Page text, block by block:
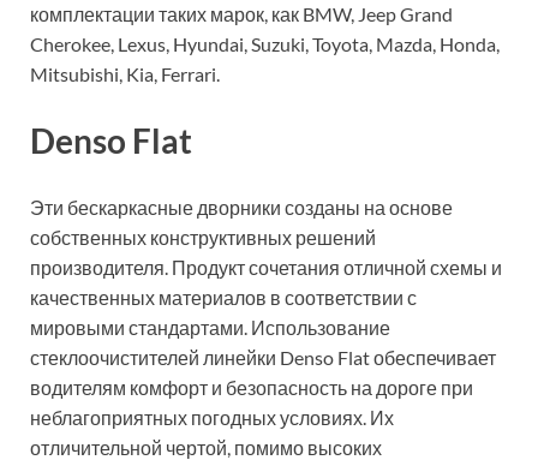
комплектации таких марок, как BMW, Jeep Grand
Cherokee, Lexus, Hyundai, Suzuki, Toyota, Mazda, Honda,
Mitsubishi, Kia, Ferrari.
Denso Flat
Эти бескаркасные дворники созданы на основе
собственных конструктивных решений
производителя. Продукт сочетания отличной схемы и
качественных материалов в соответствии с
мировыми стандартами. Использование
стеклоочистителей линейки Denso Flat обеспечивает
водителям комфорт и безопасность на дороге при
неблагоприятных погодных условиях. Их
отличительной чертой, помимо высоких